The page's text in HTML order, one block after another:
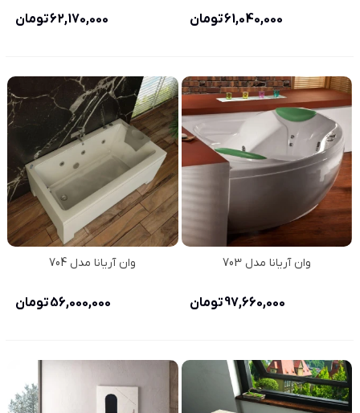
61,040,000 تومان 62,170,000 تومان
وان آریانا مدل 703
97,660,000 تومان
وان آریانا مدل 704
56,000,000 تومان